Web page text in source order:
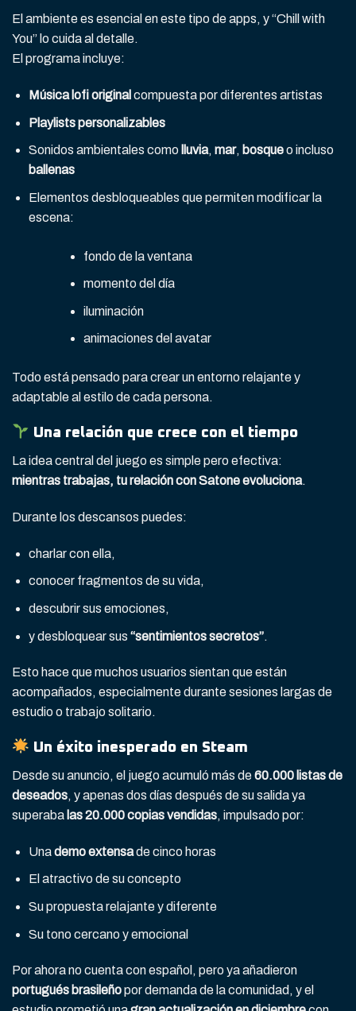
El ambiente es esencial en este tipo de apps, y “Chill with
You” lo cuida al detalle.
El programa incluye:
Música lofi original compuesta por diferentes artistas
Playlists personalizables
Sonidos ambientales como lluvia, mar, bosqueo incluso
ballenas
Elementos desbloqueables que permiten modificar la
escena:
fondo de la ventana
momento del día
iluminación
animaciones del avatar
Todo está pensado para crear un entorno relajante y
adaptable al estilo de cada persona.
Una relación que crece con el tiempo
La idea central del juego es simple pero efectiva:
mientras trabajas, tu relación con Satone evoluciona.
Durante los descansos puedes:
charlar con ella,
conocer fragmentos de su vida,
descubrir sus emociones,
y desbloquear sus “sentimientos secretos”.
Esto hace que muchos usuarios sientan que están
acompañados, especialmente durante sesiones largas de
estudio o trabajo solitario.
Un éxito inesperado en Steam
Desde su anuncio, el juego acumuló más de60.000 listas de
deseados, y apenas dos días después de su salida ya
superaba las 20.000 copias vendidas, impulsado por:
Unademo extensade cinco horas
El atractivo de su concepto
Su propuesta relajante y diferente
Su tono cercano y emocional
Por ahora no cuenta con español, pero ya añadieron
portugués brasileñopor demanda de la comunidad, y el